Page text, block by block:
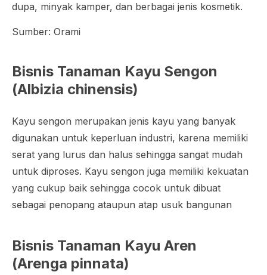
dupa, minyak kamper, dan berbagai jenis kosmetik.
Sumber: Orami
Bisnis Tanaman Kayu Sengon
(Albizia chinensis)
Kayu sengon merupakan jenis kayu yang banyak
digunakan untuk keperluan industri, karena memiliki
serat yang lurus dan halus sehingga sangat mudah
untuk diproses. Kayu sengon juga memiliki kekuatan
yang cukup baik sehingga cocok untuk dibuat
sebagai penopang ataupun atap usuk bangunan
Bisnis Tanaman Kayu Aren
(Arenga pinnata)